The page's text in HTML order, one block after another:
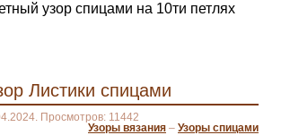
узор спицами на 10ти петлях
Листики спицами
Просмотров: 11442
Узоры вязания – Узоры спицами